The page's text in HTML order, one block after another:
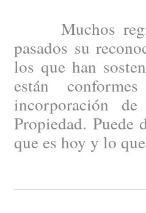
Muchos
pasados su
los que han
están
incorporación
Propiedad. Puede
que es hoy y lo